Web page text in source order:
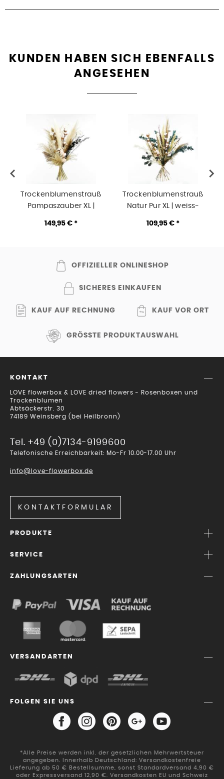
KUNDEN HABEN SICH EBENFALLS
ANGESEHEN
Trockenblumenstrauß
Pampaszauber XL |
149,95 € *
Trockenblumenstrauß
Natur Pur XL | weiss-
109,95 € *
OFFIZIELLER ONLINESHOP
SICHERES EINKAUFEN
KAUF AUF RECHNUNG KAUF VOR ORT
GRÖSSTE PRODUKTAUSWAHL
KONTAKT
LOVE flowerbox & LOVE dried flowers - Rosenboxen und
Trockenblumen
Abtsäckerstr. 30
74189 Weinsberg (bei Heilbronn)
Tel. +49 (0)7134-9199600
Telefonische Erreichbarkeit: Mo-Fr 10.00-17.00 Uhr
info@love-flowerbox.de
KONTAKTFORMULAR
PRODUKTE
SERVICE
ZAHLUNGSARTEN
VERSANDARTEN
FOLGEN SIE UNS
*Alle Preise werden inkl. der gesetzlichen Mehrwertsteuer
angegeben. Innerhalb Deutschland: Versandkostenfreie
Lieferung ab 50 € Bestellsumme, sonst Standardversand 4,90 €
oder Expressversand 12,90 €. Versandkosten EU und Schweiz